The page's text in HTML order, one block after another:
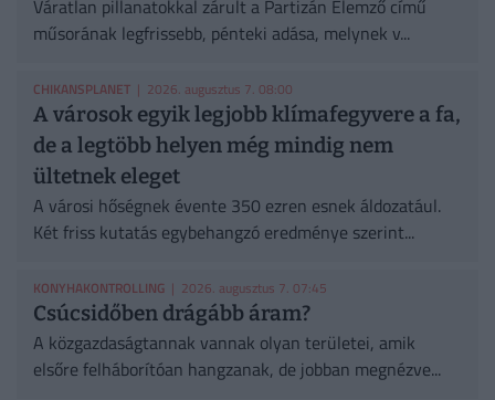
Váratlan pillanatokkal zárult a Partizán Elemző című
műsorának legfrissebb, pénteki adása, melynek v...
CHIKANSPLANET | 2026. augusztus 7. 08:00
A városok egyik legjobb klímafegyvere a fa,
de a legtöbb helyen még mindig nem
ültetnek eleget
A városi hőségnek évente 350 ezren esnek áldozatául.
Két friss kutatás egybehangzó eredménye szerint...
KONYHAKONTROLLING | 2026. augusztus 7. 07:45
Csúcsidőben drágább áram?
A közgazdaságtannak vannak olyan területei, amik
elsőre felháborítóan hangzanak, de jobban megnézve...